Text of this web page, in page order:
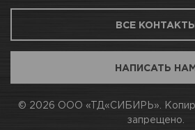
Новосибирск, Богдана
АВТОПАРК Н54
ВСЕ
НАПИСАТЬ
© 2026 ООО «ТД«СИБИРЬ».
запрещено.